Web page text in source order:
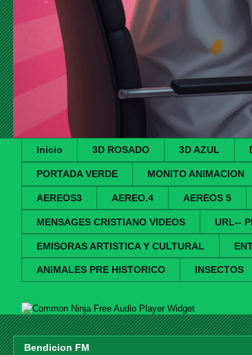
Inicio 3D ROSADO 3D AZUL
PORTADA VERDE MONITO ANIMACION
AEREOS3 AEREO.4 AEREOS 5
MENSAGES CRISTIANO VIDEOS URL--
EMISORAS ARTISTICA Y CULTURAL
ANIMALES PRE HISTORICO INSECTOS
Free Audio Player Widget
Bendicion FM